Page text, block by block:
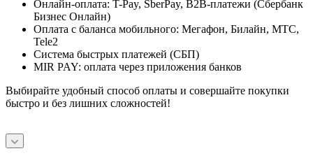
Онлайн-оплата: T-Pay, SberPay, B2B-платежи (Сбербанк
Бизнес Онлайн)
Оплата с баланса мобильного: Мегафон, Билайн, МТС,
Tele2
Система быстрых платежей (СБП)
MIR PAY: оплата через приложения банков
Выбирайте удобный способ оплаты и совершайте покупки
быстро и без лишних сложностей!